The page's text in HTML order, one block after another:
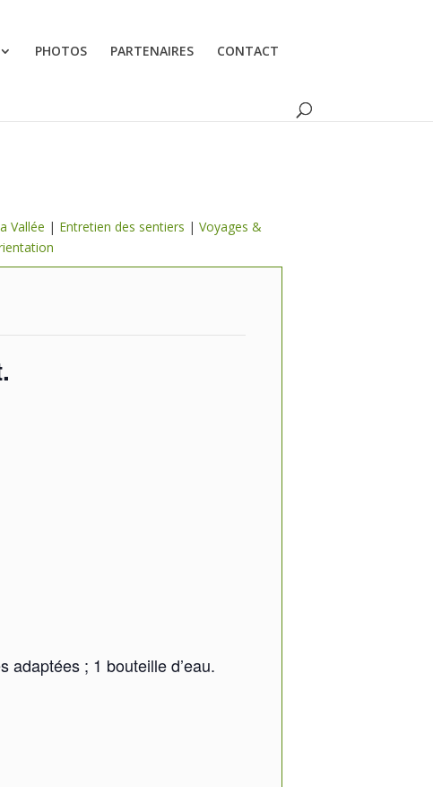
PHOTOS PARTENAIRES CONTACT
Vallée | Entretien des sentiers | Voyages &
adaptées ; 1 bouteille d’eau.